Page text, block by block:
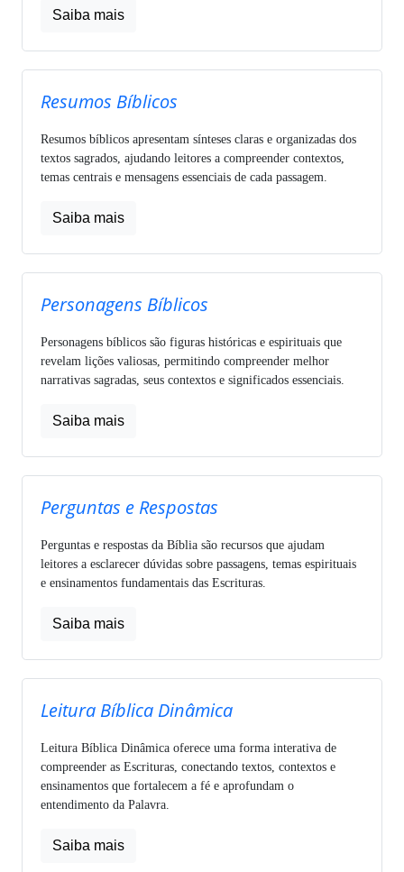
Saiba mais
Resumos Bíblicos
Resumos bíblicos apresentam sínteses claras e organizadas dos
textos sagrados, ajudando leitores a compreender contextos,
temas centrais e mensagens essenciais de cada passagem.
Saiba mais
Personagens Bíblicos
Personagens bíblicos são figuras históricas e espirituais que
revelam lições valiosas, permitindo compreender melhor
narrativas sagradas, seus contextos e significados essenciais.
Saiba mais
Perguntas e Respostas
Perguntas e respostas da Bíblia são recursos que ajudam
leitores a esclarecer dúvidas sobre passagens, temas espirituais
e ensinamentos fundamentais das Escrituras.
Saiba mais
Leitura Bíblica Dinâmica
Leitura Bíblica Dinâmica oferece uma forma interativa de
compreender as Escrituras, conectando textos, contextos e
ensinamentos que fortalecem a fé e aprofundam o
entendimento da Palavra.
Saiba mais